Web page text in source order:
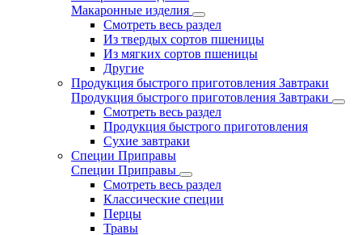
Макаронные изделия
Смотреть весь раздел
Из твердых сортов пшеницы
Из мягких сортов пшеницы
Другие
Продукция быстрого приготовления Завтраки
Продукция быстрого приготовления Завтраки
Смотреть весь раздел
Продукция быстрого приготовления
Сухие завтраки
Специи Приправы
Специи Приправы
Смотреть весь раздел
Классические специи
Перцы
Травы